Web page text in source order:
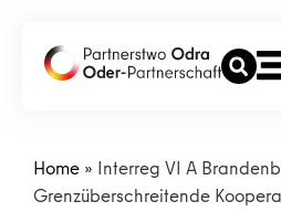
Home » Interreg VI A
Grenzüberschreitende